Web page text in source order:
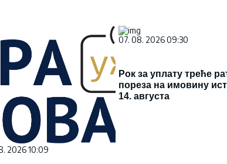
2026 10:09
07. 08. 2026 09:30
Рок за уплату треће
пореза на имовину
14. августа